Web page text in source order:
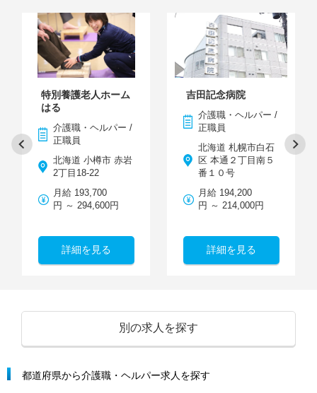
特別養護老人ホーム
はる
介護職・ヘルパー /
正職員
北海道 小樽市 赤岩
2丁目18-22
月給 193,700
円 ～ 294,600円
詳細を見る
吉田記念病院
介護職・ヘルパー /
正職員
北海道 札幌市白石
区 本通２丁目南５
番１０号
月給 194,200
円 ～ 214,000円
詳細を見る
別の求人を探す
都道府県から介護職・ヘルパー求人を探す